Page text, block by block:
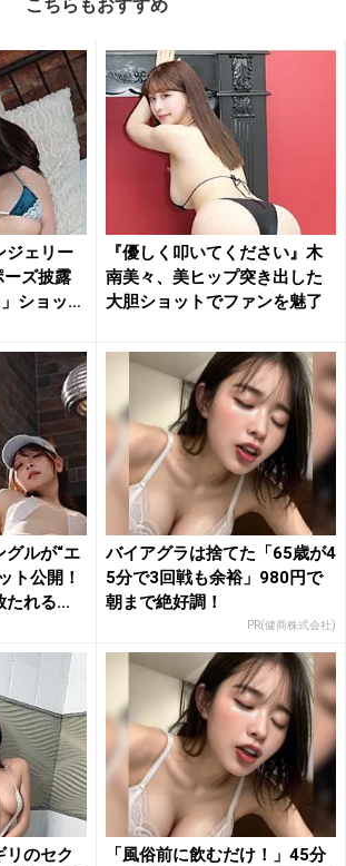
こちらもおすすめ
ジェリー
ズ披露
ショッ
『優しく叩いてください』木
南美々、美ヒップ突き出した
大胆ショットでファンを魅了
グルが“エ
ト公開！
たれる...
バイアグラは捨てた「65歳が4
5分で3回戦も余裕」980円で
朝まで絶好調！
PR(健商株式会社)
リのセク
「風俗前に飲むだけ！」45分